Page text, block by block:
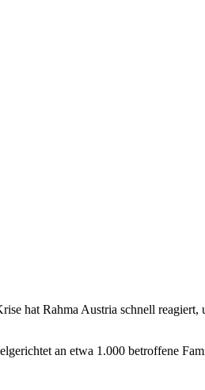
hat Rahma Austria schnell
an etwa 1.000 betroffene